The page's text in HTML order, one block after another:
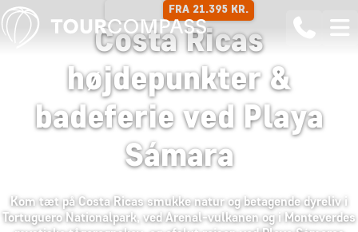
FRA 21.395 KR.
Costa Ricas
højdepunkter &
badeferie ved Playa
Sámara
Kom tæt på Costa Ricas smukke natur og betagende dyreliv i
Tortuguero Nationalpark, ved Arenal-vulkanen og i Monteverdes